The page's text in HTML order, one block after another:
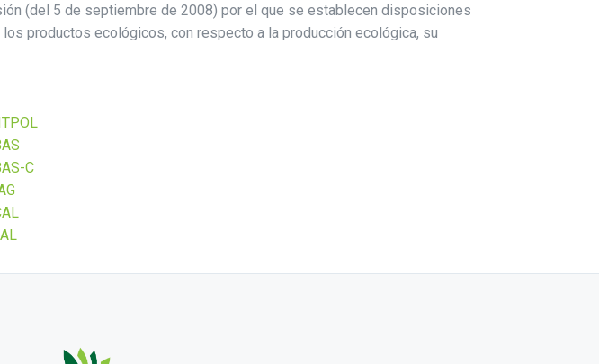
(del 5 de septiembre de 2008) por el que se establecen disposiciones
productos ecológicos, con respecto a la producción ecológica, su
C